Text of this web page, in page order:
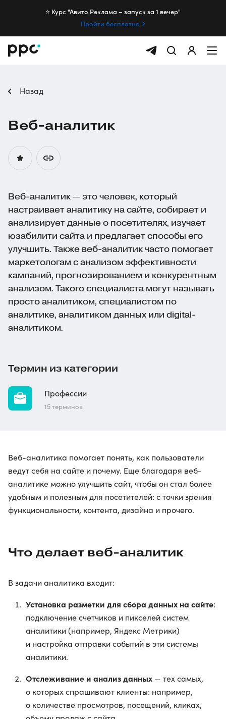
⭐️ Курс "Авито Реклама – запуск за 1 вечер"
Пройти бесплатно
Назад
Веб-аналитик
Веб-аналитик — это человек, который
настраивает аналитику на сайте, собирает и
анализирует данные о посетителях, изучает
юзабилити сайта и предлагает способы его
улучшить. Также веб-аналитик часто помогает
маркетологам с анализом эффективности
кампаний, прогнозированием и конкурентным
анализом. Такого специалиста могут называть
просто аналитиком, специалистом по
аналитике, аналитиком данных или digital-
аналитиком.
Термин из категории
Профессии
15 терминов
Веб-аналитика помогает понять, как пользователи
ведут себя на сайте и почему. Еще благодаря веб-
аналитике можно улучшить сайт, чтобы он стал более
удобным и полезным для посетителей: с точки зрения
функциональности, контента, дизайна и прочего.
Что делает веб-аналитик
В задачи аналитика входит:
Установка разметки для сбора данных на сайте:
подключение счетчиков и пикселей систем
аналитики (например, Яндекс Метрики)
и настройка отправки событий в эти системы
аналитики.
Отслеживание и анализ данных — тех самых,
о которых спрашивают клиенты: например,
о количестве просмотров, посещений, кликах,